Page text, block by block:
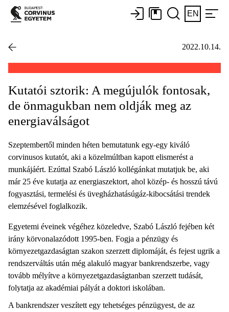
EN
2022.10.14.
Kutatói sztorik: A megújulók fontosak,
de önmagukban nem oldják meg az
energiaválságot
Szeptembertől minden héten bemutatunk egy-egy kiváló
corvinusos kutatót, aki a közelmúltban kapott elismerést a
munkájáért. Ezúttal Szabó László kollégánkat mutatjuk be, aki
már 25 éve kutatja az energiaszektort, ahol közép- és hosszú távú
fogyasztási, termelési és üvegházhatásúgáz-kibocsátási trendek
elemzésével foglalkozik.
Egyetemi éveinek végéhez közeledve, Szabó László fejében két
irány körvonalazódott 1995-ben. Fogja a pénzügy és
környezetgazdaságtan szakon szerzett diplomáját, és fejest ugrik a
rendszerváltás után még alakuló magyar bankrendszerbe, vagy
tovább mélyítve a környezetgazdaságtanban szerzett tudását,
folytatja az akadémiai pályát a doktori iskolában.
A bankrendszer veszített egy tehetséges pénzügyest, de az